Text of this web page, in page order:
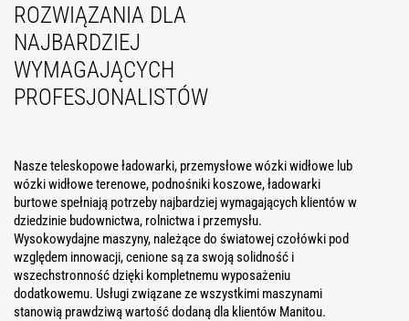
ROZWIĄZANIA DLA
NAJBARDZIEJ
WYMAGAJĄCYCH
PROFESJONALISTÓW
Nasze teleskopowe ładowarki, przemysłowe wózki widłowe lub
wózki widłowe terenowe, podnośniki koszowe, ładowarki
burtowe spełniają potrzeby najbardziej wymagających klientów w
dziedzinie budownictwa, rolnictwa i przemysłu.
Wysokowydajne maszyny, należące do światowej czołówki pod
względem innowacji, cenione są za swoją solidność i
wszechstronność dzięki kompletnemu wyposażeniu
dodatkowemu. Usługi związane ze wszystkimi maszynami
stanowią prawdziwą wartość dodaną dla klientów Manitou.